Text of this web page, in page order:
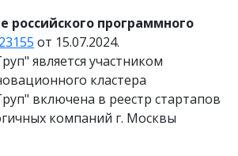
российского программного
от 15.07.2024.
является участником
кластера
включена в реестр стартапов
компаний г. Москвы